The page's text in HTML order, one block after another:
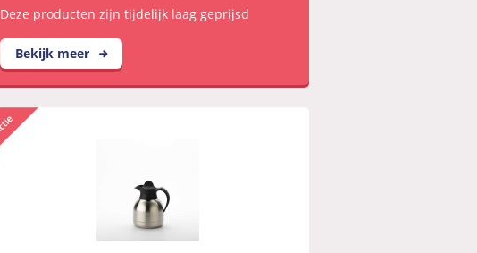
Deze producten zijn tijdelijk laag geprijsd
Bekijk meer